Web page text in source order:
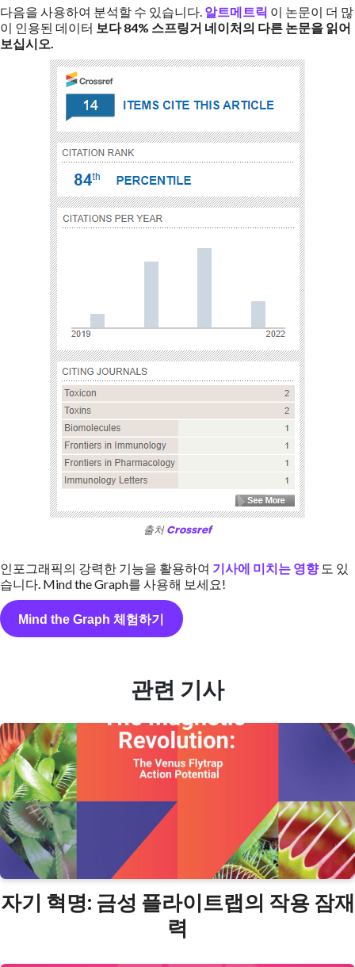
다음을 사용하여 분석할 수 있습니다. 알트메트릭 이 논문이 더 많
이 인용된 데이터 보다84% 스프링거 네이처의 다른 논문을 읽어
보십시오.
출처Crossref
인포그래픽의 강력한 기능을 활용하여 기사에 미치는 영향도 있
습니다. Mind the Graph를 사용해 보세요!
Mind the Graph 체험하기
관련 기사
자기 혁명: 금성 플라이트랩의 작용 잠재
력